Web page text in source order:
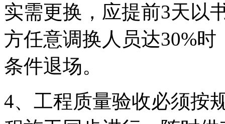
实需更换，应提前3天以
方任意调换人员达30%
条件退场。
4、工程质量验收必须按